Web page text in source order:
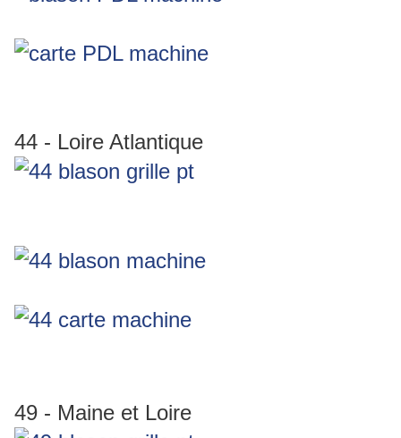
44 - Loire Atlantique
49 - Maine et Loire